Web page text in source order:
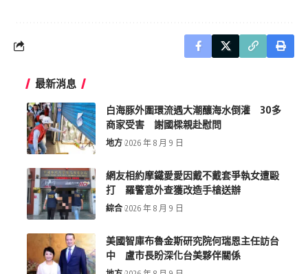
最新消息
白海豚外圍環流遇大潮釀海水倒灌 30多
商家受害 謝國樑親赴慰問
地方 2026 年 8 月 9 日
網友相約摩鐵愛愛因戴不戴套爭執女遭毆
打 羅警意外查獲改造手槍送辦
綜合 2026 年 8 月 9 日
美國智庫布魯金斯研究院何瑞恩主任訪台
中 盧市長盼深化台美夥伴關係